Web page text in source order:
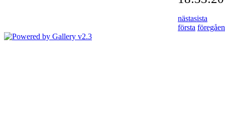
nästasista
första